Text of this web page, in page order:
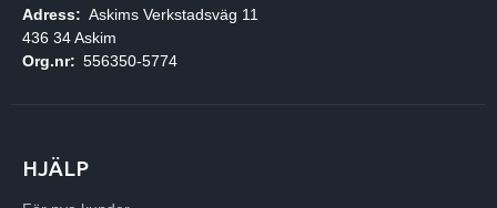
Adress: Askims Verkstadsväg 11
436 34 Askim
Org.nr: 556350-5774
HJÄLP